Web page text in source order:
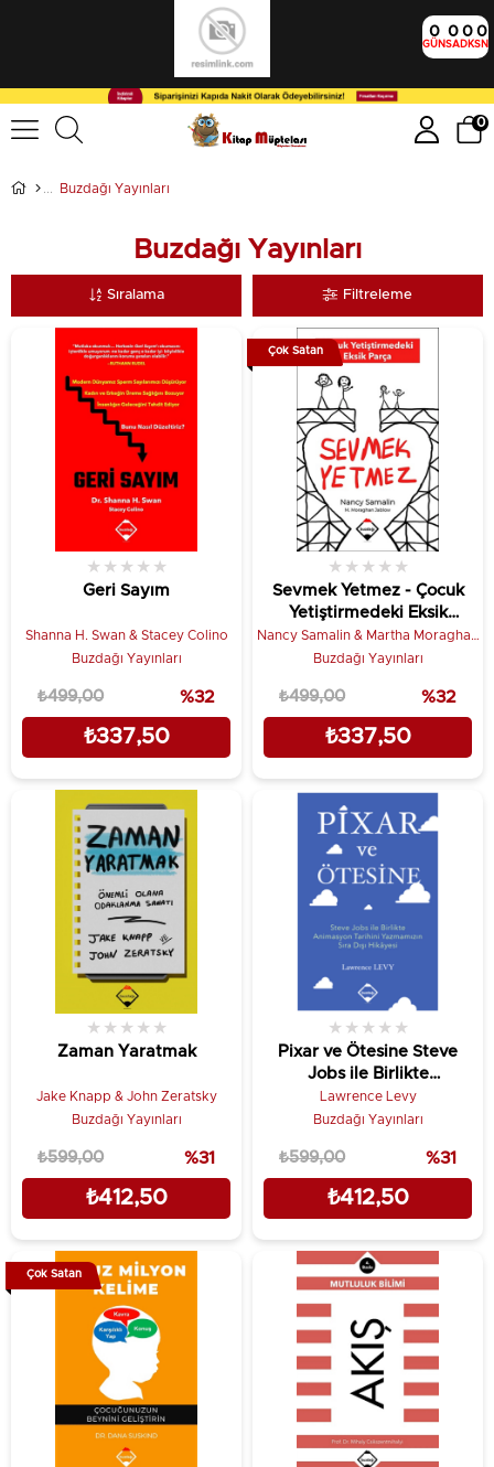
0
GÜN
0
SA
0
DK
0
SN
0
Buzdağı Yayınları
Buzdağı Yayınları
Filtreleme
Sıralama
Geri Sayım
★ ★ ★ ★ ★
Shanna H. Swan & Stacey Colino
Buzdağı Yayınları
₺337,50
₺499,00 %32
Sevmek Yetmez - Çocuk
Yetiştirmedeki Eksik
Parça
★ ★ ★ ★ ★
Nancy Samalin & Martha Moraghan
Jablow
Buzdağı Yayınları
₺337,50
₺499,00 %32
Çok Satan
Zaman Yaratmak
★ ★ ★ ★ ★
Jake Knapp & John Zeratsky
Buzdağı Yayınları
₺412,50
₺599,00 %31
Pixar ve Ötesine Steve
Jobs ile Birlikte
Animasyon Tarihini
Yazmamızın Sıra Dışı
★ ★ ★ ★ ★
Lawrence Levy
Buzdağı Yayınları
₺412,50
₺599,00 %31
Çok Satan